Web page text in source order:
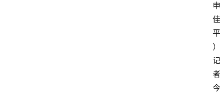
申
佳
平
）
记
者
今